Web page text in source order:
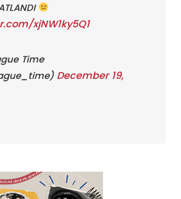
xjNW1ky5Q1
Time
December 19,